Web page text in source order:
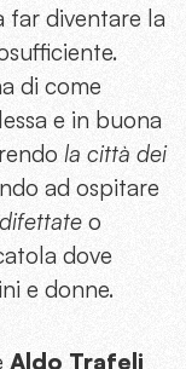
far diventare la
di come
e in buona
la città dei
ad ospitare
difettate o
dove
e donne.
Aldo Trafeli